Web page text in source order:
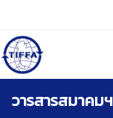
หน้าแรก
วารสารสมาคมฯ